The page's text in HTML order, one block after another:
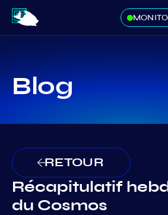
Blog
RETOUR
Récapitulatif
du Cosmos